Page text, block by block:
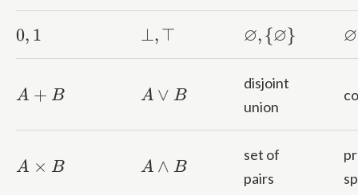
0,1
0, 1 \bot,\top
⊥,⊤
\varnothing, \
∅,{∅}
*
∅
A
B
A + B
A
B
A ∨ B
disjoint
union
A
A × B
A
A ∧ B
set of
pairs